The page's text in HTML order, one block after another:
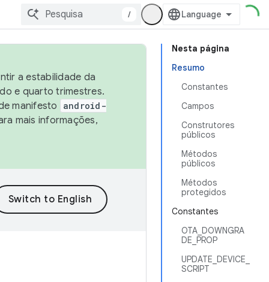
/
Nesta página
Resumo
Constantes
Campos
Construtores
públicos
Métodos
públicos
Métodos
protegidos
Constantes
OTA_DOWNGRA
DE_PROP
UPDATE_DEVICE_
SCRIPT
a estabilidade da
e quarto trimestres.
manifesto
android-
mais informações,